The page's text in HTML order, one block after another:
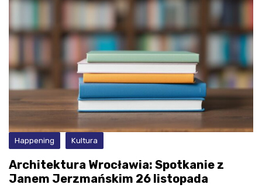
Happening Kultura
Architektura Wrocławia: Spotkanie z
Janem Jerzmańskim 26 listopada